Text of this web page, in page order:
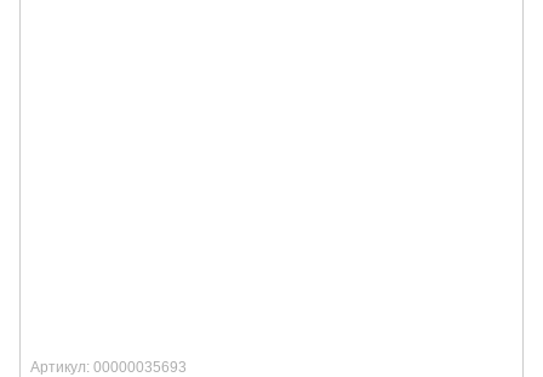
Артикул: 00000035693